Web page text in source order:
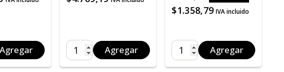
Agregar Agregar
$1.358,79 IVA incluido
Agregar